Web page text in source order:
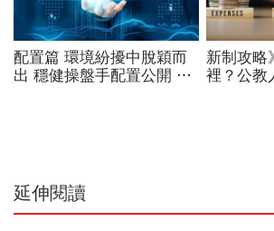
配置篇 環境紛擾中脫穎而
出 穩健操盤手配置公開 加
新制攻略
裡？公教
自選投
延伸閱讀